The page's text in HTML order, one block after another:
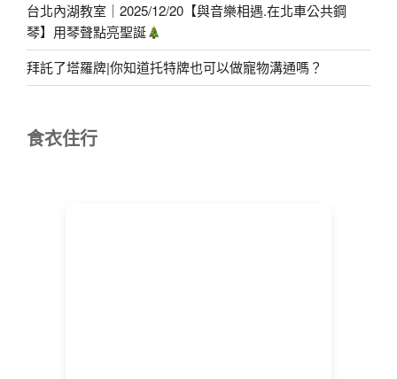
台北內湖教室｜2025/12/20【與音樂相遇.在北車公共鋼
琴】用琴聲點亮聖誕
拜託了塔羅牌|你知道托特牌也可以做寵物溝通嗎？
食衣住行